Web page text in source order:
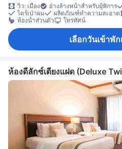
วิว: เมือง อ่างล้างหน้าสำหรับผู้พิการ
ไดร์เป่าผม
ผลิตภัณฑ์ทำความสะอาด
ห้องน้ำส่วนตัว
โทรทัศน์
เลือกวันเข้าพั
ห้องดีลักซ์เตียงแฝด (Deluxe